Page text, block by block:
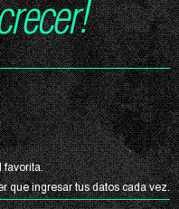
favorita.
que ingresar tus datos cada vez.